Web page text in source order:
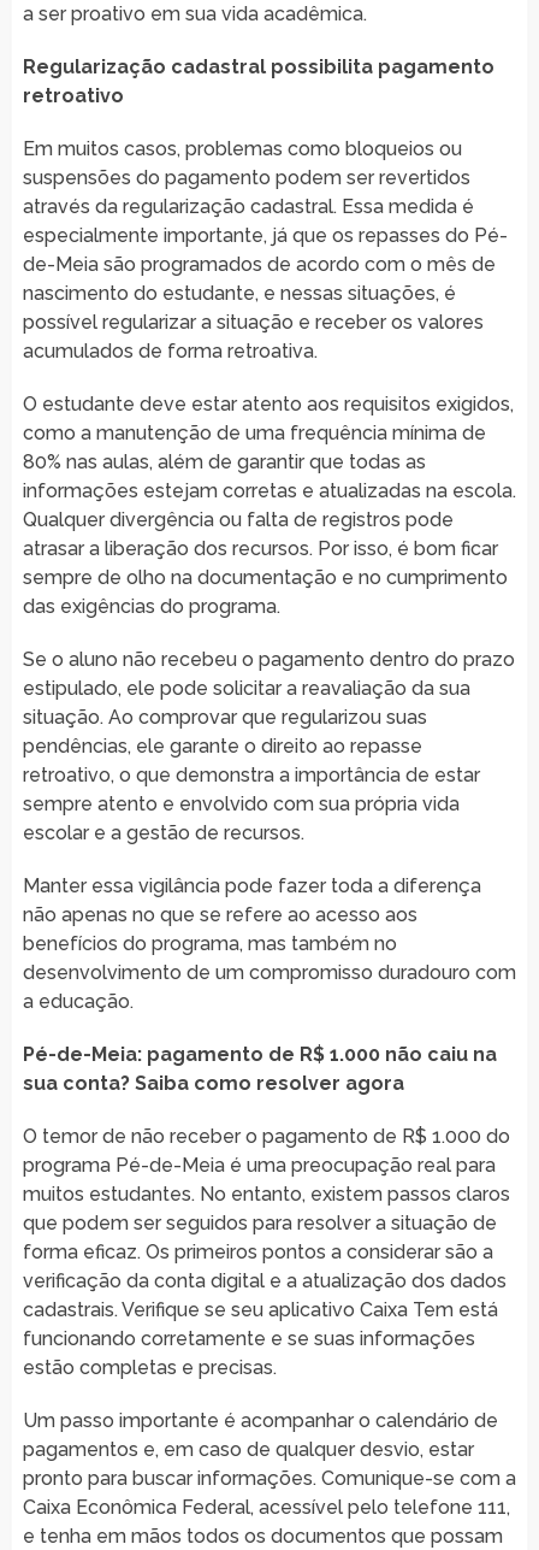
a ser proativo em sua vida acadêmica.
Regularização cadastral possibilita pagamento
retroativo
Em muitos casos, problemas como bloqueios ou
suspensões do pagamento podem ser revertidos
através da regularização cadastral. Essa medida é
especialmente importante, já que os repasses do Pé-
de-Meia são programados de acordo com o mês de
nascimento do estudante, e nessas situações, é
possível regularizar a situação e receber os valores
acumulados de forma retroativa.
O estudante deve estar atento aos requisitos exigidos,
como a manutenção de uma frequência mínima de
80% nas aulas, além de garantir que todas as
informações estejam corretas e atualizadas na escola.
Qualquer divergência ou falta de registros pode
atrasar a liberação dos recursos. Por isso, é bom ficar
sempre de olho na documentação e no cumprimento
das exigências do programa.
Se o aluno não recebeu o pagamento dentro do prazo
estipulado, ele pode solicitar a reavaliação da sua
situação. Ao comprovar que regularizou suas
pendências, ele garante o direito ao repasse
retroativo, o que demonstra a importância de estar
sempre atento e envolvido com sua própria vida
escolar e a gestão de recursos.
Manter essa vigilância pode fazer toda a diferença
não apenas no que se refere ao acesso aos
benefícios do programa, mas também no
desenvolvimento de um compromisso duradouro com
a educação.
Pé-de-Meia: pagamento de R$ 1.000 não caiu na
sua conta? Saiba como resolver agora
O temor de não receber o pagamento de R$ 1.000 do
programa Pé-de-Meia é uma preocupação real para
muitos estudantes. No entanto, existem passos claros
que podem ser seguidos para resolver a situação de
forma eficaz. Os primeiros pontos a considerar são a
verificação da conta digital e a atualização dos dados
cadastrais. Verifique se seu aplicativo Caixa Tem está
funcionando corretamente e se suas informações
estão completas e precisas.
Um passo importante é acompanhar o calendário de
pagamentos e, em caso de qualquer desvio, estar
pronto para buscar informações. Comunique-se com a
Caixa Econômica Federal, acessível pelo telefone 111,
e tenha em mãos todos os documentos que possam